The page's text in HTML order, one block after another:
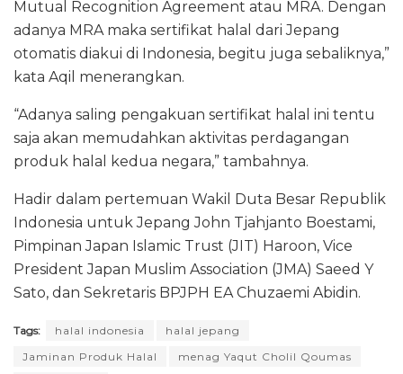
Mutual Recognition Agreement atau MRA. Dengan
adanya MRA maka sertifikat halal dari Jepang
otomatis diakui di Indonesia, begitu juga sebaliknya,”
kata Aqil menerangkan.
“Adanya saling pengakuan sertifikat halal ini tentu
saja akan memudahkan aktivitas perdagangan
produk halal kedua negara,” tambahnya.
Hadir dalam pertemuan Wakil Duta Besar Republik
Indonesia untuk Jepang John Tjahjanto Boestami,
Pimpinan Japan Islamic Trust (JIT) Haroon, Vice
President Japan Muslim Association (JMA) Saeed Y
Sato, dan Sekretaris BPJPH EA Chuzaemi Abidin.
Tags: halal indonesia
halal jepang
Jaminan Produk Halal
menag Yaqut Cholil Qoumas